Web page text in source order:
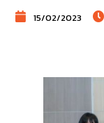
15/02/2023